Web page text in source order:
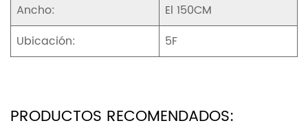
Ancho:
El 150CM
Ubicación:
5F
PRODUCTOS RECOMENDADOS: